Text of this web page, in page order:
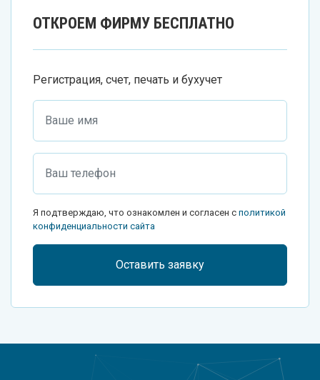
ОТКРОЕМ ФИРМУ БЕСПЛАТНО
Регистрация, счет, печать и бухучет
Я подтверждаю, что ознакомлен и согласен с политикой
конфиденциальности сайта
Оставить заявку